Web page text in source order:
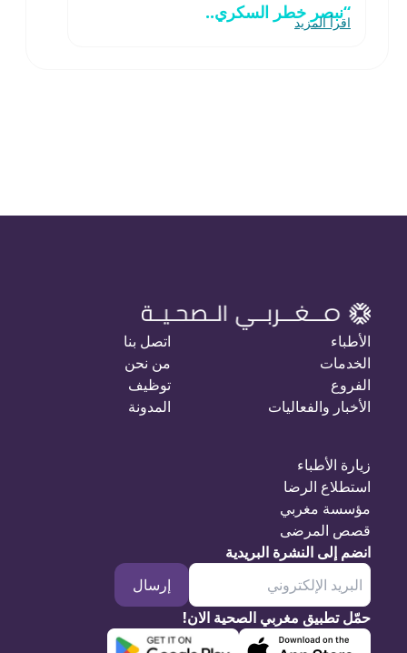
“نبصر خطر السكري..
اقرأ المزيد
الأطباء
الخدمات
الفروع
الأخبار والفعاليات
اتصل بنا
من نحن
توظيف
المدونة
زيارة الأطباء
استطلاع الرضا
مؤسسة مغربي
قصص المرضى
انضم إلى النشرة البريدية
إرسال
حمّل تطبيق مغربي الصحية الان!